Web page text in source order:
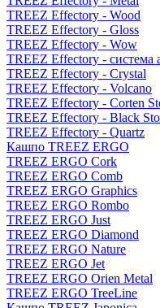
TREEZ Effectory - Wood
TREEZ Effectory - Gloss
TREEZ Effectory - Wow
TREEZ Effectory - система
TREEZ Effectory - Crystal
TREEZ Effectory - Volcano
TREEZ Effectory - Corten
TREEZ Effectory - Black
TREEZ Effectory - Quartz
Кашпо TREEZ ERGO
TREEZ ERGO Cork
TREEZ ERGO Comb
TREEZ ERGO Graphics
TREEZ ERGO Rombo
TREEZ ERGO Just
TREEZ ERGO Diamond
TREEZ ERGO Nature
TREEZ ERGO Jet
TREEZ ERGO Orien Metal
TREEZ ERGO TreeLine